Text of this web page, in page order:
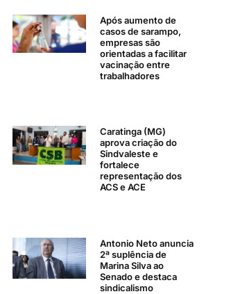
Após aumento de
casos de sarampo,
empresas são
orientadas a facilitar
vacinação entre
trabalhadores
Caratinga (MG)
aprova criação do
Sindvaleste e
fortalece
representação dos
ACS e ACE
Antonio Neto anuncia
2ª suplência de
Marina Silva ao
Senado e destaca
sindicalismo